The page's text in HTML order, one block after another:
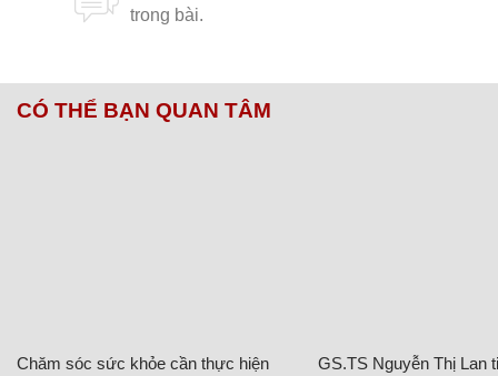
CÓ THỂ BẠN QUAN TÂM
Chăm sóc sức khỏe cần thực hiện
GS.TS Nguyễn Thị Lan